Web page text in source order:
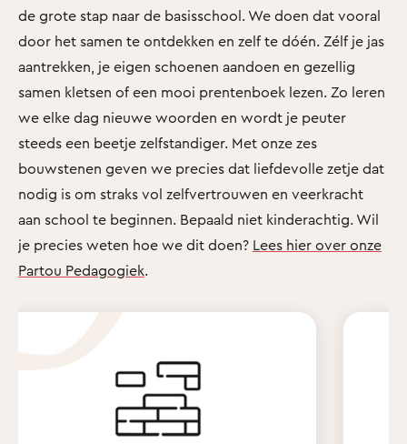
de grote stap naar de basisschool. We doen dat vooral
door het samen te ontdekken en zelf te dóén. Zélf je jas
aantrekken, je eigen schoenen aandoen en gezellig
samen kletsen of een mooi prentenboek lezen. Zo leren
we elke dag nieuwe woorden en wordt je peuter
steeds een beetje zelfstandiger. Met onze zes
bouwstenen geven we precies dat liefdevolle zetje dat
nodig is om straks vol zelfvertrouwen en veerkracht
aan school te beginnen. Bepaald niet kinderachtig. Wil
je precies weten hoe we dit doen? Lees hier over onze
Partou Pedagogiek.